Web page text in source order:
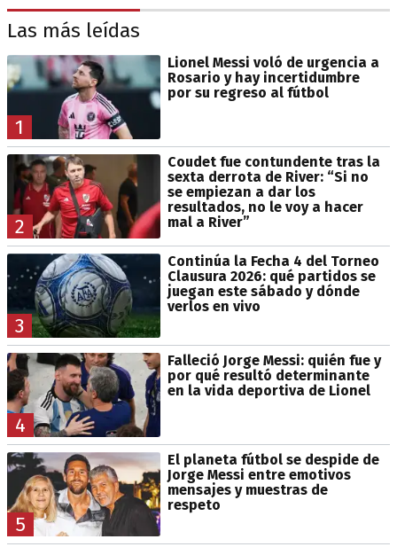
Las más leídas
1
Lionel Messi voló de urgencia a
Rosario y hay incertidumbre
por su regreso al fútbol
2
Coudet fue contundente tras la
sexta derrota de River: “Si no
se empiezan a dar los
resultados, no le voy a hacer
mal a River”
3
Continúa la Fecha 4 del Torneo
Clausura 2026: qué partidos se
juegan este sábado y dónde
verlos en vivo
4
Falleció Jorge Messi: quién fue y
por qué resultó determinante
en la vida deportiva de Lionel
5
El planeta fútbol se despide de
Jorge Messi entre emotivos
mensajes y muestras de
respeto